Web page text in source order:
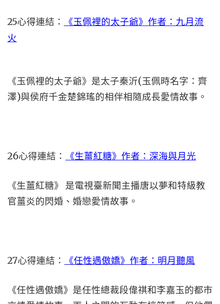
25心得連結：
《玉佩裡的太子爺》作者：九月流
火
《玉佩裡的太子爺》是太子秦沂(玉佩時名字：齊
澤)與侯府千金楚錦瑤的相伴相隨成長愛情故事。
26心得連結： 《生薑紅糖》作者：深海與月光
《生薑紅糖》 是電視臺新聞主播唐以夢和特級教
官薑炎的閃婚、婚戀愛情故事。
27心得連結： 《任性遇傲嬌》作者：明月聽風
《任性遇傲嬌》是任性總裁段偉祺和李嘉玉的都市